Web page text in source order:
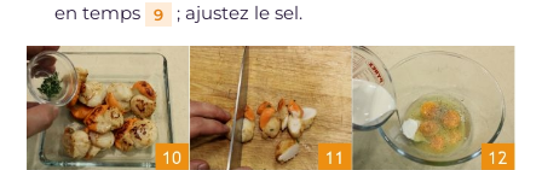
en temps
9 ; ajustez le sel.